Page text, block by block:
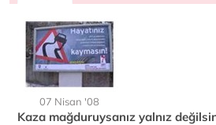
07 Nisan '08
Kaza mağduruysanız yalnız